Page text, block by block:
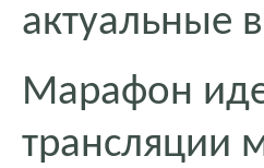
актуальные
Марафон
трансляции